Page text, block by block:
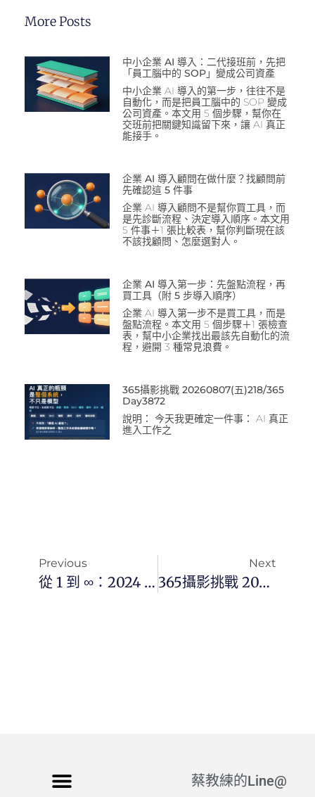
More Posts
中小企業 AI 導入：二代接班前，先把
「員工腦中的 SOP」變成公司資產
中小企業 AI 導入的第一步，往往不是
自動化，而是把員工腦中的 SOP 變成
公司資產。本文用 5 個步驟，幫你在
交班前把關鍵知識留下來，讓 AI 真正
能接手。
企業 AI 導入顧問在做什麼？找顧問前
先確認這 5 件事
企業 AI 導入顧問不是幫你買工具，而
是先診斷流程、決定導入順序。本文用
5 件事＋1 張比較表，幫你判斷現在該
不該找顧問、怎麼選對人。
企業 AI 導入第一步：先盤點流程，再
買工具（附 5 步導入順序）
企業 AI 導入第一步不是買工具，而是
盤點流程。本文用 5 個步驟＋1 張檢查
表，幫中小企業找出最該先自動化的流
程，避開 3 種常見浪費。
365攝影挑戰 20260807(五)218/365
Day3872
說明： 今天我更確定一件事： AI 真正
進入工作之
Previous
從 1 到 ∞：2024 一人公司自動化全攻略，用科技打造不休息的數位分身
Next
365攝影挑戰 20260519(二)138/365 Day3792
蔡教練的Line@